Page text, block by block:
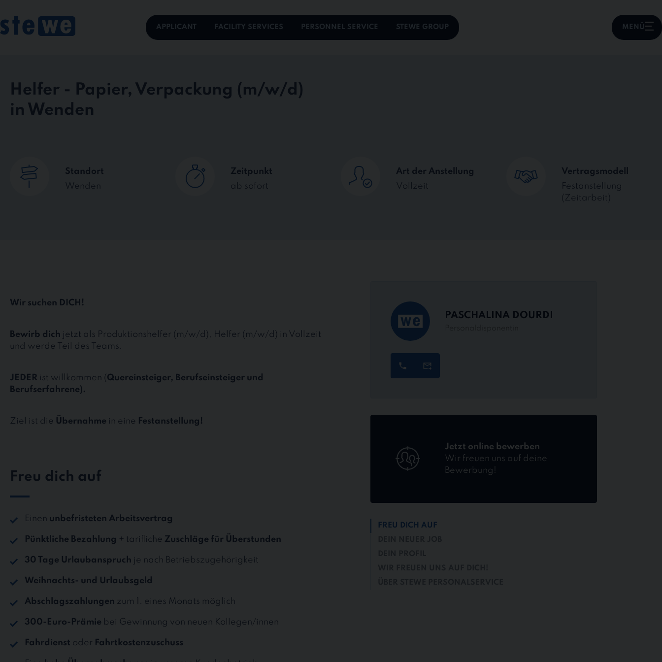
APPLICANT FACILITY SERVICES PERSONNEL SERVICE STEWE GROUP MENÜ
content
Helfer - Papier, Verpackung
in Wenden
Standort
Wenden
Zeitpunkt
ab sofort
Art der Anstellung
Vollzeit
Vertragsmodell
Festanstellung
(Zeitarbeit)
Wir suchen DICH!
Bewirb dich jetzt als Produktionshelfer (m/w/d), Helfer (m/w/d) in Vollzeit
und werde Teil des Teams.
JEDER ist willkommen ( Quereinsteiger, Berufseinsteiger und
Berufserfahrene).
Ziel ist die Übernahme in eine Festanstellung!
Freu dich auf
Einen unbefristeten Arbeitsvertrag
Pünktliche Bezahlung + tarifliche Zuschläge für Überstunden
30 Tage Urlaubanspruch je nach Betriebszugehörigkeit
Weihnachts- und Urlaubsgeld
Abschlagszahlungen zum 1. eines Monats möglich
300-Euro-Prämie bei Gewinnung von neuen Kollegen/innen
Fahrdienst oder Fahrtkostenzuschuss
PASCHALINA DOURDI
Jetzt online bewerben
Wir freuen uns auf deine
Bewerbung!
FREU DICH AUF